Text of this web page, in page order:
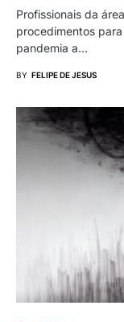
Profissionais da
procedimentos
pandemia a…
BY FELIPE DE JESUS